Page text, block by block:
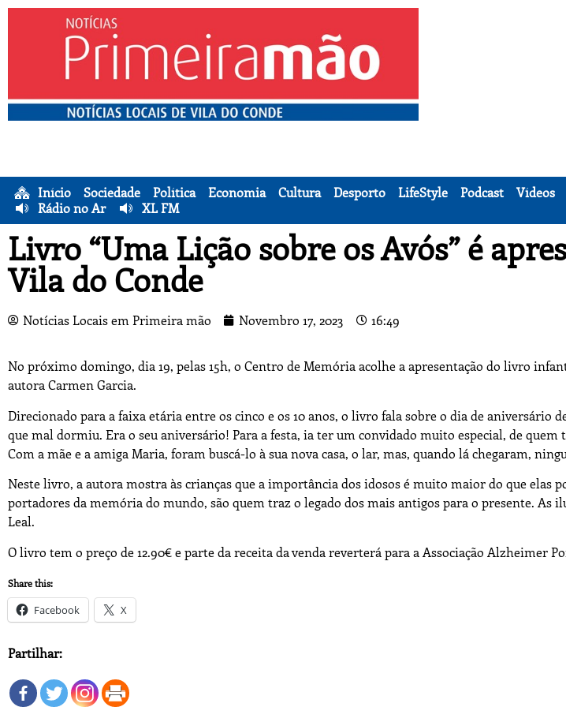
Início Sociedade Política Economia Cultura Desporto LifeStyle Podcast Vídeos
Rádio no Ar
XL FM
Livro “Uma Lição sobre os Avós” é
Vila do Conde
Notícias Locais em Primeira mão Novembro 17, 2023 16:49
No próximo domingo, dia 19, pelas 15h, o Centro de Memória acolhe a apresentação do livro
autora Carmen Garcia.
Direcionado para a faixa etária entre os cinco e os 10 anos, o livro fala sobre o dia de aniversário
que mal dormiu. Era o seu aniversário! Para a festa, ia ter um convidado muito especial, de quem
Com a mãe e a amiga Maria, foram buscá-lo à sua nova casa, o lar, mas, quando lá chegaram,
Neste livro, a autora mostra às crianças que a importância dos idosos é muito maior do que elas
portadores da memória do mundo, são quem traz o legado dos mais antigos para o presente. As
Leal.
O livro tem o preço de 12.90€ e parte da receita da venda reverterá para a Associação Alzheimer
Share this:
Facebook X
Partilhar: